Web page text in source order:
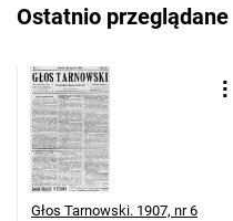
Ostatnio przeglądane
Głos Tarnowski. 1907, nr 6